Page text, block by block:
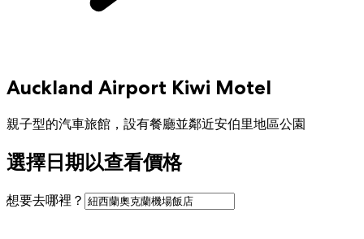
Auckland Airport Kiwi Motel
親子型的汽車旅館，設有餐廳並鄰近安伯里地區公園
選擇日期以查看價格
想要去哪裡？